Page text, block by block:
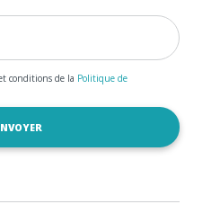
conditions de la Politique de